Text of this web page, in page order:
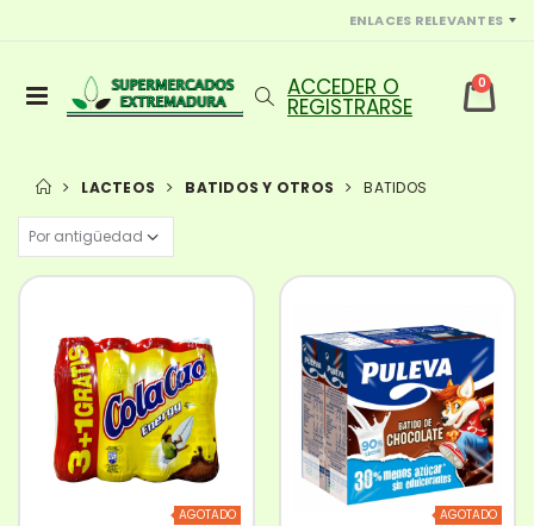
ENLACES RELEVANTES
0
LACTEOS BATIDOS Y OTROS BATIDOS
AGOTADO AGOTADO